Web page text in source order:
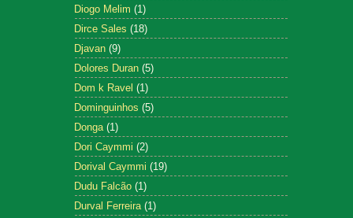
Diogo Melim (1)
Dirce Sales (18)
Djavan (9)
Dolores Duran (5)
Dom k Ravel (1)
Dominguinhos (5)
Donga (1)
Dori Caymmi (2)
Dorival Caymmi (19)
Dudu Falcão (1)
Durval Ferreira (1)